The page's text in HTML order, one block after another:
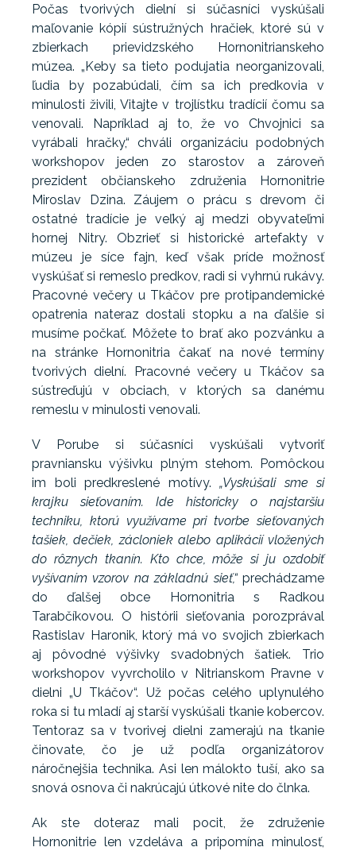
Počas tvorivých dielní si súčasníci vyskúšali
maľovanie kópií sústružných hračiek, ktoré sú v
zbierkach prievidzského Hornonitrianskeho
múzea. „Keby sa tieto podujatia neorganizovali,
ľudia by pozabúdali, čím sa ich predkovia v
minulosti živili, Vitajte v trojlístku tradícií čomu sa
venovali. Napríklad aj to, že vo Chvojnici sa
vyrábali hračky,“ chváli organizáciu podobných
workshopov jeden zo starostov a zároveň
prezident občianskeho združenia Hornonitrie
Miroslav Dzina. Záujem o prácu s drevom či
ostatné tradície je veľký aj medzi obyvateľmi
hornej Nitry. Obzrieť si historické artefakty v
múzeu je síce fajn, keď však príde možnosť
vyskúšať si remeslo predkov, radi si vyhrnú rukávy.
Pracovné večery u Tkáčov pre protipandemické
opatrenia nateraz dostali stopku a na ďalšie si
musíme počkať. Môžete to brať ako pozvánku a
na stránke Hornonitria čakať na nové termíny
tvorivých dielní. Pracovné večery u Tkáčov sa
sústreďujú v obciach, v ktorých sa danému
remeslu v minulosti venovali.
V Porube si súčasníci vyskúšali vytvoriť
pravniansku výšivku plným stehom. Pomôckou
im boli predkreslené motívy. „Vyskúšali sme si
krajku sieťovaním. Ide historicky o najstaršiu
techniku, ktorú využívame pri tvorbe sieťovaných
tašiek, dečiek, zácloniek alebo aplikácií vložených
do rôznych tkanín. Kto chce, môže si ju ozdobiť
vyšívaním vzorov na základnú sieť,“prechádzame
do ďalšej obce Hornonitria s Radkou
Tarabčíkovou. O histórii sieťovania porozprával
Rastislav Haronik, ktorý má vo svojich zbierkach
aj pôvodné výšivky svadobných šatiek. Trio
workshopov vyvrcholilo v Nitrianskom Pravne v
dielni „U Tkáčov“. Už počas celého uplynulého
roka si tu mladí aj starší vyskúšali tkanie kobercov.
Tentoraz sa v tvorivej dielni zamerajú na tkanie
činovate, čo je už podľa organizátorov
náročnejšia technika. Asi len málokto tuší, ako sa
snová osnova či nakrúcajú útkové nite do člnka.
Ak ste doteraz mali pocit, že združenie
Hornonitrie len vzdeláva a pripomína minulosť,